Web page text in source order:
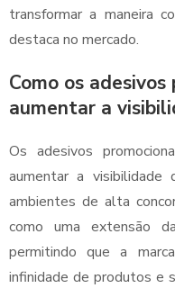
transformar a maneira
destaca no mercado.
Como os
aumentar a
Os adesivos
aumentar a visibilidade
ambientes de alta
como uma extensão
permitindo que a
infinidade de produtos e